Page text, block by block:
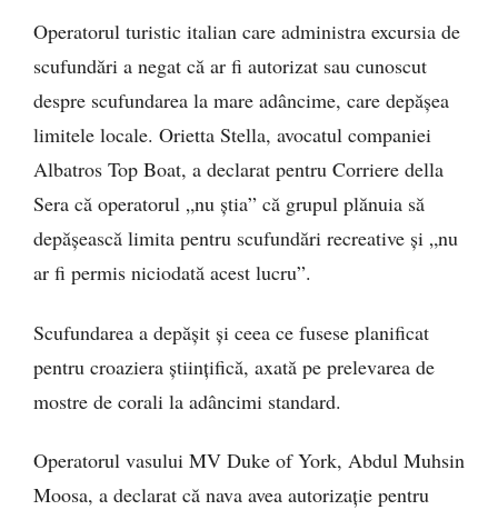
Operatorul turistic italian care administra excursia de
scufundări a negat că ar fi autorizat sau cunoscut
despre scufundarea la mare adâncime, care depășea
limitele locale. Orietta Stella, avocatul companiei
Albatros Top Boat, a declarat pentru Corriere della
Sera că operatorul „nu știa” că grupul plănuia să
depășească limita pentru scufundări recreative și „nu
ar fi permis niciodată acest lucru”.
Scufundarea a depășit și ceea ce fusese planificat
pentru croaziera științifică, axată pe prelevarea de
mostre de corali la adâncimi standard.
Operatorul vasului MV Duke of York, Abdul Muhsin
Moosa, a declarat că nava avea autorizație pentru